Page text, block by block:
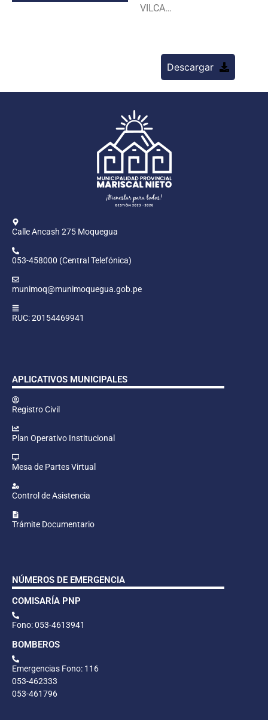
VILCA…
Descargar
Calle Ancash 275 Moquegua
053-458000 (Central Telefónica)
munimoq@munimoquegua.gob.pe
RUC: 20154469941
APLICATIVOS MUNICIPALES
Registro Civil
Plan Operativo Institucional
Mesa de Partes Virtual
Control de Asistencia
Trámite Documentario
NÚMEROS DE EMERGENCIA
COMISARÍA PNP
Fono: 053-4613941
BOMBEROS
Emergencias Fono: 116
053-462333
053-461796